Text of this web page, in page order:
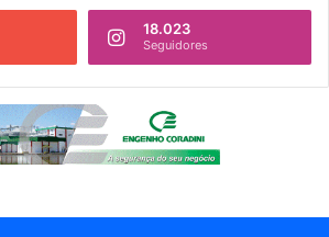
18.023
Seguidores